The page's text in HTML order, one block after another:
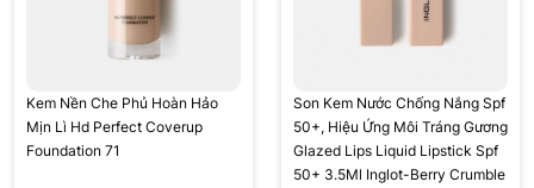
Kem Nền Che Phủ Hoàn Hảo
Mịn Lì Hd Perfect Coverup
Foundation 71
Son Kem Nước Chống Nắng Spf
50+, Hiệu Ứng Môi Tráng Gương
Glazed Lips Liquid Lipstick Spf
50+ 3.5Ml Inglot-Berry Crumble